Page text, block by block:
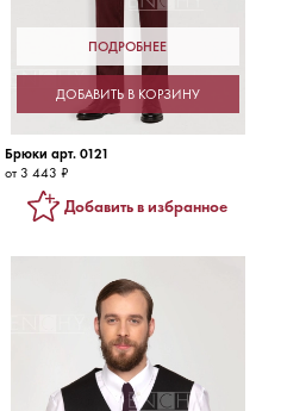
ПОДРОБНЕЕ
ДОБАВИТЬ В КОРЗИНУ
Брюки арт. 0121
от 3 443 ₽
Добавить в избранное